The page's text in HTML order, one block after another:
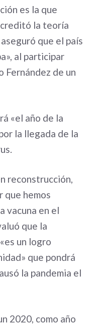
es la que
la teoría
que el país
al participar
de un
«el año de la
la llegada de la
reconstrucción,
que hemos
vacuna en el
que la
un logro
que pondrá
la pandemia el
2020, como año